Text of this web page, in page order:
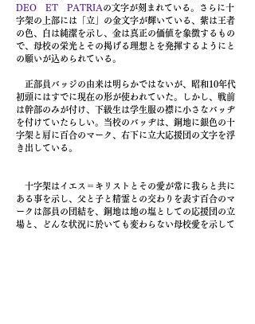
DEO ET PATRIAの文字が刻まれている。さらに十
字架の上部には「立」の金文字が輝いている、紫は王者
の色、白は純潔を示し、金は真正の価値を象徴するもの
で、母校の栄光とその掲げる理想とを発揮するようにと
の願いが込められている。
正部員バッジの由来は明らかではないが、昭和10年代
初頭にはすでに現在の形が使われていた。しかし、戦前
は幹部のみが付け、下級生は学生服の襟に小さなバッヂ
を付けていたらしい。当校のバッヂは、銅地に銀色の十
字架と肩に百合のマーク、右下に立大応援団の文字を浮
き出している。
十字架はイエス＝キリストとその愛が常に我らと共に
ある事を示し、父と子と精霊との交わりを表す百合のマ
ークは部員の団結を、銅地は地の塩としての応援団の立
場と、どんな状況に於いても変わらない母校愛を示して